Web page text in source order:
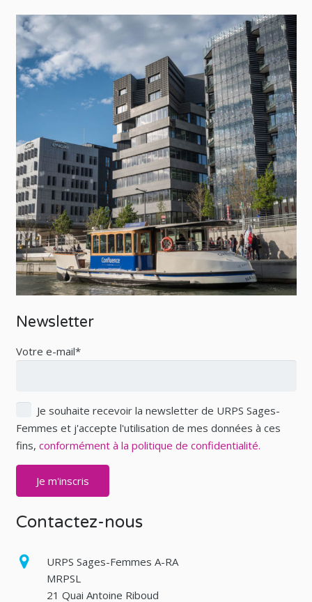
Newsletter
Votre e-mail*
Je souhaite recevoir la newsletter de URPS Sages-
Femmes et j'accepte l'utilisation de mes données à ces
fins, conformément à la politique de confidentialité.
Contactez-nous
URPS Sages-Femmes A-RA
MRPSL
21 Quai Antoine Riboud